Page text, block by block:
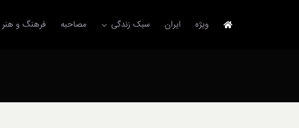
ویژه ایران سبک زندگی مصاحبه فرهنگ و هنر